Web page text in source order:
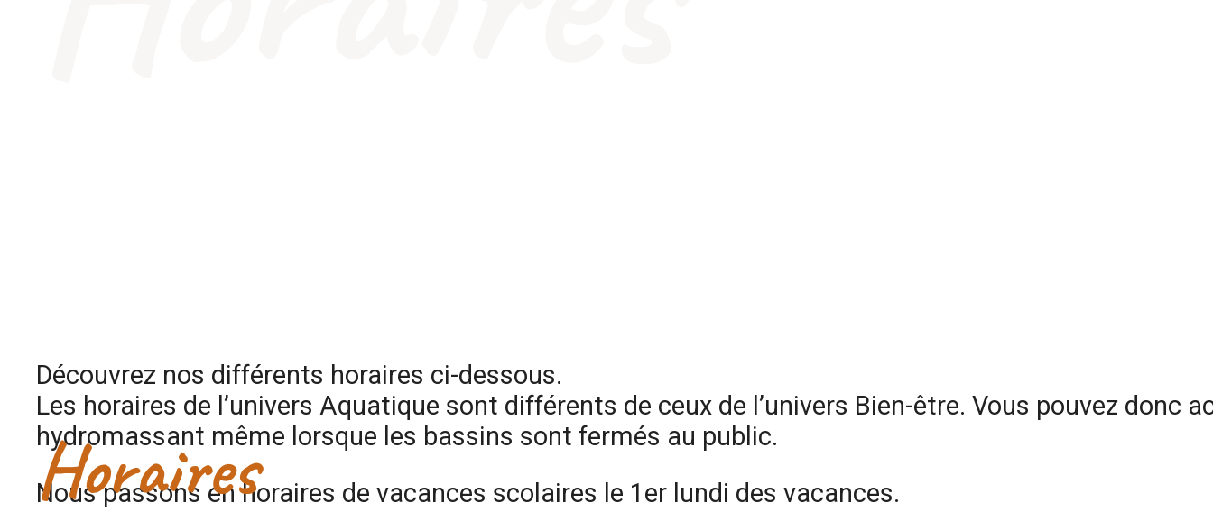
Horaires
Découvrez nos différents horaires ci-dessous.
Les horaires de l’univers Aquatique sont différents de ceux de l’univers Bien-être. Vous pouvez donc
hydromassant même lorsque les bassins sont fermés au public.
Nous passons en horaires de vacances scolaires le 1er lundi des vacances.